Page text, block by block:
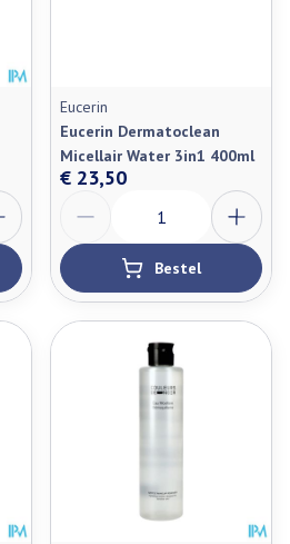
Eucerin
Eucerin Dermatoclean
Micellair Water 3in1 400ml
€ 23,50
Bestel